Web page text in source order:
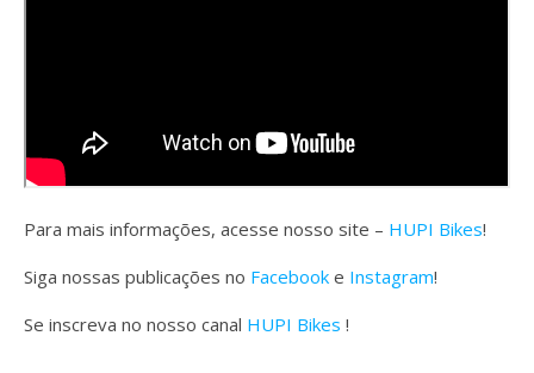
Para mais informações, acesse nosso site – HUPI Bikes!
Siga nossas publicações no Facebook e Instagram!
Se inscreva no nosso canal HUPI Bikes !